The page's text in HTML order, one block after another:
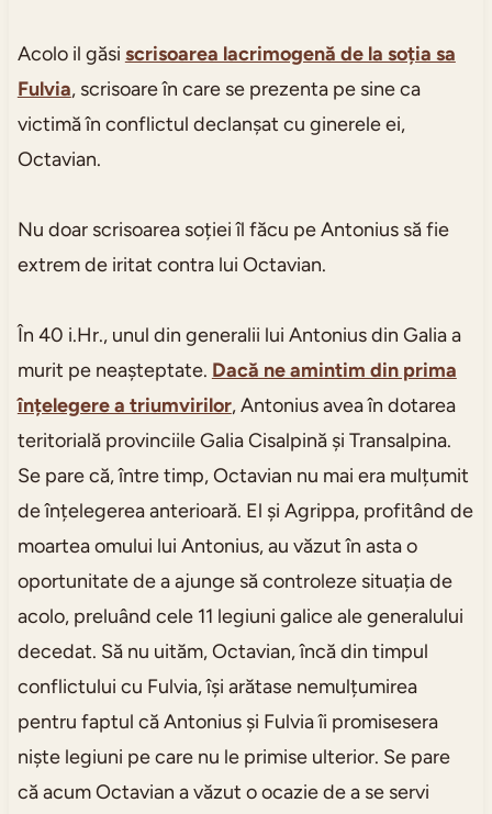
Acolo il găsi scrisoarea lacrimogenă de la soția sa
Fulvia, scrisoare în care se prezenta pe sine ca
victimă în conflictul declanșat cu ginerele ei,
Octavian.
Nu doar scrisoarea soției îl făcu pe Antonius să fie
extrem de iritat contra lui Octavian.
În 40 i.Hr., unul din generalii lui Antonius din Galia a
murit pe neașteptate. Dacă ne amintim din prima
înțelegere a triumvirilor, Antonius avea în dotarea
teritorială provinciile Galia Cisalpină și Transalpina.
Se pare că, între timp, Octavian nu mai era mulțumit
de înțelegerea anterioară. El și Agrippa, profitând de
moartea omului lui Antonius, au văzut în asta o
oportunitate de a ajunge să controleze situația de
acolo, preluând cele 11 legiuni galice ale generalului
decedat. Să nu uităm, Octavian, încă din timpul
conflictului cu Fulvia, își arătase nemulțumirea
pentru faptul că Antonius și Fulvia îi promisesera
niște legiuni pe care nu le primise ulterior. Se pare
că acum Octavian a văzut o ocazie de a se servi